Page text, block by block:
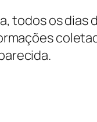
todos os